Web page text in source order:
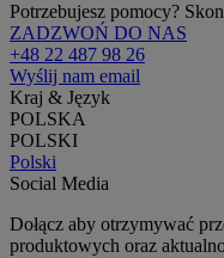
Potrzebujesz pomocy?
ZADZWOŃ DO NAS
+48 22 487 98 26
Wyślij nam email
Kraj & Język
POLSKA
POLSKI
Polski
Social Media
Dołącz aby otrzymywać
produktowych oraz